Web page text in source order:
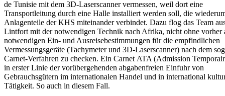
de Tunisie mit dem 3D-Laserscanner vermessen, weil dort eine
Transportleitung durch eine Halle installiert werden soll, die
Anlagenteile der KHS miteinander verbindet. Dazu flog das Team
Lintfort mit der notwendigen Technik nach Afrika, nicht ohne vorher
notwendigen Ein- und Ausreisebestimmungen für die empfindlichen
Vermessungsgeräte (Tachymeter und 3D-Laserscanner) nach dem
Carnet-Verfahren zu checken. Ein Carnet ATA (Admission
in erster Linie der vorübergehenden abgabenfreien Einfuhr von
Gebrauchsgütern im internationalen Handel und in international
Tätigkeit. So auch in diesem Fall.